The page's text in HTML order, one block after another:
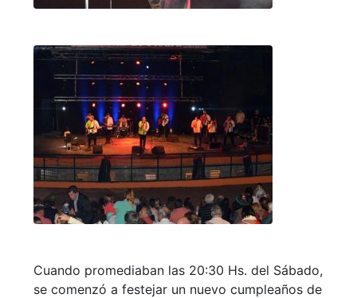
Cuando promediaban las 20:30 Hs. del Sábado,
se comenzó a festejar un nuevo cumpleaños de